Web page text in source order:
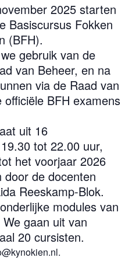
2025 starten
Basiscursus Fokken
(BFH).
gebruik van de
van Beheer, en na
via de Raad van
BFH examens
uit 16
tot 22.00 uur,
het voorjaar 2026
door de docenten
Reeskamp-Blok.
modules van
gaan uit van
20 cursisten.